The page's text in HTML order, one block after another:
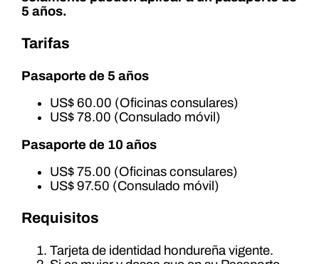
5 años.
Tarifas
Pasaporte de 5 años
US$ 60.00 (Oficinas consulares)
US$ 78.00 (Consulado móvil)
Pasaporte de 10 años
US$ 75.00 (Oficinas consulares)
US$ 97.50 (Consulado móvil)
Requisitos
Tarjeta de identidad hondureña vigente.